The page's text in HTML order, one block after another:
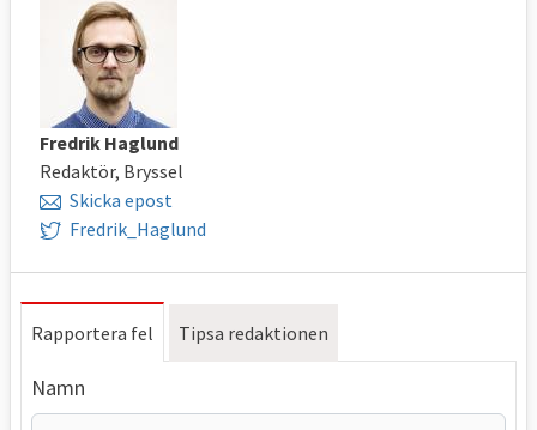
Fredrik Haglund
Redaktör, Bryssel
Skicka epost
Fredrik_Haglund
Rapportera fel Tipsa redaktionen
Namn